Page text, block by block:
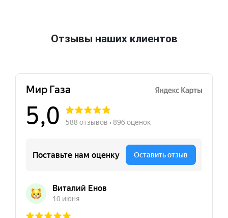
Отзывы наших клиентов